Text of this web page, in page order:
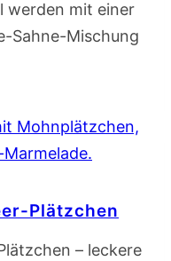
werden mit einer
Sahne-Mischung
Plätzchen
– leckere